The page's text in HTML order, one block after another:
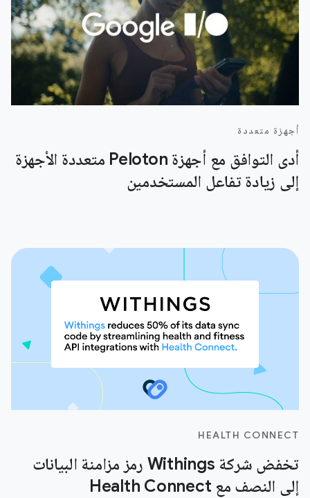
أجهزة متعددة
أدى التوافق مع أجهزة Peloton متعددة الأجهزة
إلى زيادة تفاعل المستخدمين
HEALTH CONNECT
تخفض شركة Withings رمز مزامنة البيانات
إلى النصف مع Health Connect